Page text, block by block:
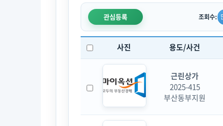
관심등록 조회수:
사진 용도/사건
근린상가
2025-415
부산동부지원